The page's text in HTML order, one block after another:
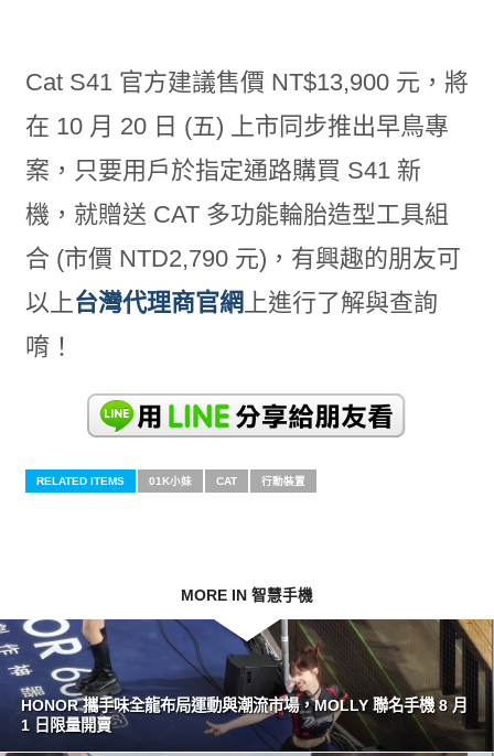
Cat S41 官方建議售價 NT$13,900 元，將
在 10 月 20 日 (五) 上市同步推出早鳥專
案，只要用戶於指定通路購買 S41 新
機，就贈送 CAT 多功能輪胎造型工具組
合 (市價 NTD2,790 元)，有興趣的朋友可
以上台灣代理商官網 上進行了解與查詢
唷！
RELATED ITEMS 01K小妹 CAT 行動裝置
MORE IN 智慧手機
HONOR 攜手味全龍布局運動與潮流市場，MOLLY 聯名手機 8 月
1 日限量開賣